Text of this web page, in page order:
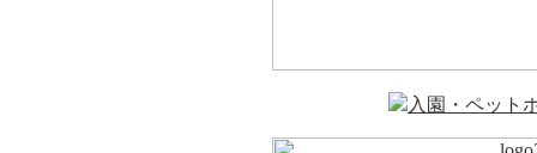
入園・ペット